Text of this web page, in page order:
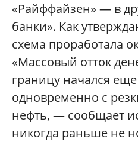
«Райффайзен» — в
банки». Как
схема проработала
«Массовый отток
границу начался
одновременно с
нефть, — сообщает
никогда раньше не